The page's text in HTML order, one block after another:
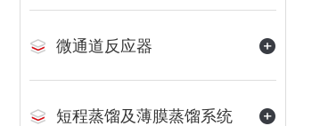
微通道反应器
短程蒸馏及薄膜蒸馏系统